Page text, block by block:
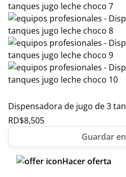
Dispensadora de jugo de 3
RD$8,505
Hacer oferta